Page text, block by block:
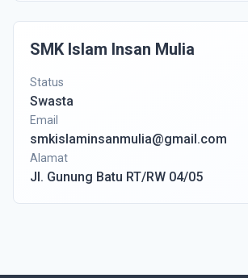
SMK Islam Insan Mulia
Status
Swasta
Email
smkislaminsanmulia@gmail.com
Alamat
Jl. Gunung Batu RT/RW 04/05